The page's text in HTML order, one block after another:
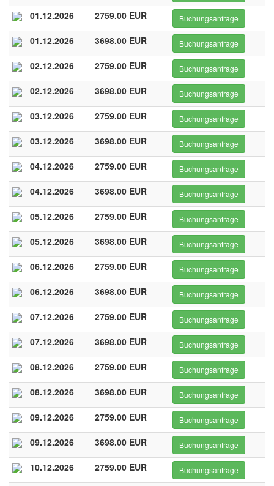
01.12.2026 2759.00 EUR Buchungsanfrage
01.12.2026 3698.00 EUR Buchungsanfrage
02.12.2026 2759.00 EUR Buchungsanfrage
02.12.2026 3698.00 EUR Buchungsanfrage
03.12.2026 2759.00 EUR Buchungsanfrage
03.12.2026 3698.00 EUR Buchungsanfrage
04.12.2026 2759.00 EUR Buchungsanfrage
04.12.2026 3698.00 EUR Buchungsanfrage
05.12.2026 2759.00 EUR Buchungsanfrage
05.12.2026 3698.00 EUR Buchungsanfrage
06.12.2026 2759.00 EUR Buchungsanfrage
06.12.2026 3698.00 EUR Buchungsanfrage
07.12.2026 2759.00 EUR Buchungsanfrage
07.12.2026 3698.00 EUR Buchungsanfrage
08.12.2026 2759.00 EUR Buchungsanfrage
08.12.2026 3698.00 EUR Buchungsanfrage
09.12.2026 2759.00 EUR Buchungsanfrage
09.12.2026 3698.00 EUR Buchungsanfrage
10.12.2026 2759.00 EUR Buchungsanfrage